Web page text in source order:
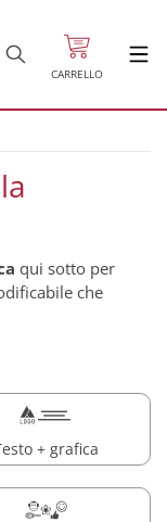
CARRELLO
qui sotto per
che
+ grafica